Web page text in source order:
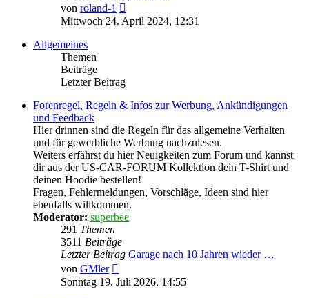
von roland-1
Beitrag
Mittwoch 24. April 2024, 12:31
Allgemeines
Themen
Beiträge
Letzter Beitrag
Forenregel, Regeln & Infos zur Werbung, Ankündigungen
und Feedback
Hier drinnen sind die Regeln für das allgemeine Verhalten
und für gewerbliche Werbung nachzulesen.
Weiters erfährst du hier Neuigkeiten zum Forum und kannst
dir aus der US-CAR-FORUM Kollektion dein T-Shirt und
deinen Hoodie bestellen!
Fragen, Fehlermeldungen, Vorschläge, Ideen sind hier
ebenfalls willkommen.
Moderator: superbee
291 Themen
3511 Beiträge
Letzter Beitrag Garage nach 10 Jahren wieder …
von GMler
Beitrag
Sonntag 19. Juli 2026, 14:55